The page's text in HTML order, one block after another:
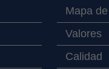
Mapa
Valores
Calidad